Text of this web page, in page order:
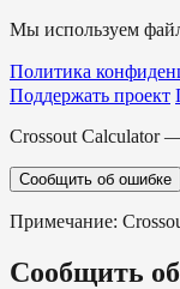
Мы используем
Политика
Поддержать проект
Crossout Calculator
Сообщить об ошибке
Примечание:
Сообщить